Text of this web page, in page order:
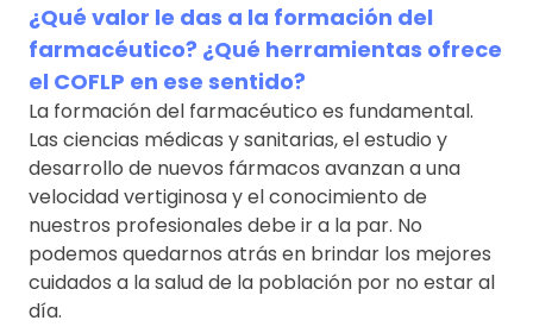
¿Qué valor le das a la formación del
farmacéutico? ¿Qué herramientas ofrece
el COFLP en ese sentido?
La formación del farmacéutico es fundamental.
Las ciencias médicas y sanitarias, el estudio y
desarrollo de nuevos fármacos avanzan a una
velocidad vertiginosa y el conocimiento de
nuestros profesionales debe ir a la par. No
podemos quedarnos atrás en brindar los mejores
cuidados a la salud de la población por no estar al
día.